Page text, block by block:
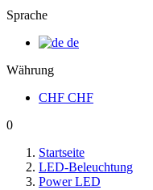
Sprache
de
Währung
CHF CHF
0
Startseite
LED-Beleuchtung
Power LED